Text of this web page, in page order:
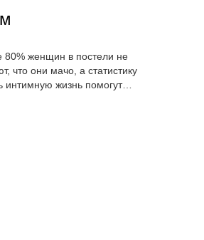
80% женщин в постели не
что они мачо, а статистику
интимную жизнь помогут…